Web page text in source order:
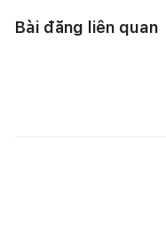
Bài đăng liên quan